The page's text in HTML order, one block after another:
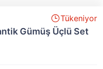
Tükeniyor
Gümüş Üçlü Set